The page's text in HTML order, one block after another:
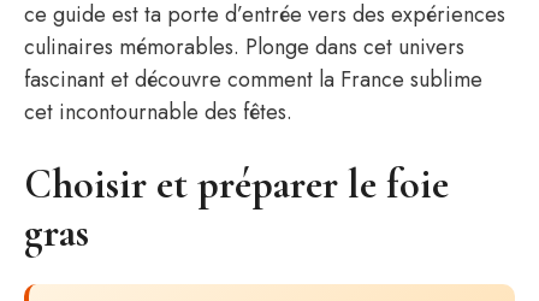
ce guide est ta porte d’entrée vers des expériences
culinaires mémorables. Plonge dans cet univers
fascinant et découvre comment la France sublime
cet incontournable des fêtes.
Choisir et préparer le foie
gras